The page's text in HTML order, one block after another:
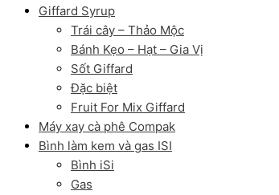
Giffard Syrup
Trái cây – Thảo Mộc
Bánh Kẹo – Hạt – Gia Vị
Sốt Giffard
Đặc biệt
Fruit For Mix Giffard
Máy xay cà phê Compak
Bình làm kem và gas ISI
Bình iSi
Gas